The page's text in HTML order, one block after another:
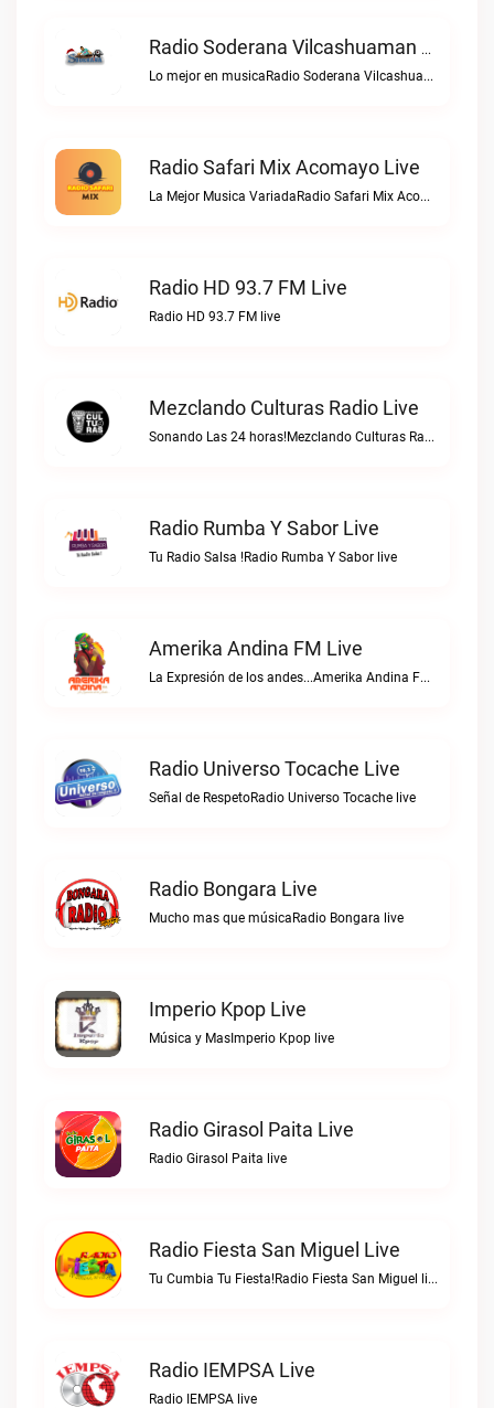
Radio Soderana Vilcashuaman Live
Lo mejor en musicaRadio Soderana Vilcashuaman live
Radio Safari Mix Acomayo Live
La Mejor Musica VariadaRadio Safari Mix Acomayo live
Radio HD 93.7 FM Live
Radio HD 93.7 FM live
Mezclando Culturas Radio Live
Sonando Las 24 horas!Mezclando Culturas Radio live
Radio Rumba Y Sabor Live
Tu Radio Salsa !Radio Rumba Y Sabor live
Amerika Andina FM Live
La Expresión de los andes...Amerika Andina FM live
Radio Universo Tocache Live
Señal de RespetoRadio Universo Tocache live
Radio Bongara Live
Mucho mas que músicaRadio Bongara live
Imperio Kpop Live
Música y MasImperio Kpop live
Radio Girasol Paita Live
Radio Girasol Paita live
Radio Fiesta San Miguel Live
Tu Cumbia Tu Fiesta!Radio Fiesta San Miguel live
Radio IEMPSA Live
Radio IEMPSA live